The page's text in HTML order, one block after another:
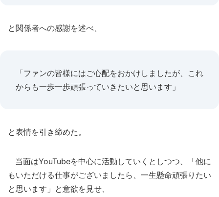
と関係者への感謝を述べ、
「ファンの皆様にはご心配をおかけしましたが、これ
からも一歩一歩頑張っていきたいと思います」
と表情を引き締めた。
当面はYouTubeを中心に活動していくとしつつ、「他に
もいただける仕事がございましたら、一生懸命頑張りたい
と思います」と意欲を見せ、